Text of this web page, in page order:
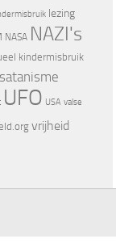
lezing
NASA NAZI's
kindermisbruik
satanisme
UFO USA valse
vrijheid